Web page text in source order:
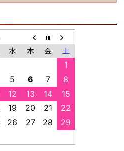
水 木 金 土
1
5 6 7
8
12 13 14
15
19 20 21
22
26 27 28
29